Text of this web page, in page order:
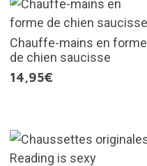
Chauffe-mains en forme
de chien saucisse
14,95€